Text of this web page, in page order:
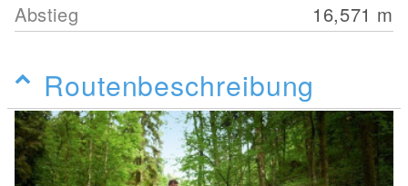
Abstieg
16,571 m
Routenbeschreibung